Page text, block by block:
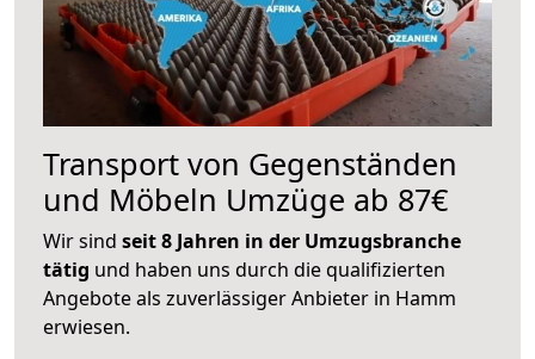
Transport von Gegenständen
und Möbeln Umzüge ab 87€
Wir sind seit 8 Jahren in der Umzugsbranche
tätig und haben uns durch die qualifizierten
Angebote als zuverlässiger Anbieter in Hamm
erwiesen.